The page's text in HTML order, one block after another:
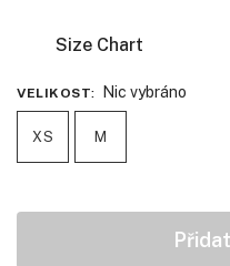
Size Chart
VELIKOST: Nic vybráno
XS M